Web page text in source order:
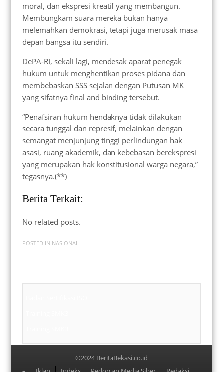
moral, dan ekspresi kreatif yang membangun.
Membungkam suara mereka bukan hanya
melemahkan demokrasi, tetapi juga merusak masa
depan bangsa itu sendiri.
DePA-RI, sekali lagi, mendesak aparat penegak
hukum untuk menghentikan proses pidana dan
membebaskan SSS sejalan dengan Putusan MK
yang sifatnya final and binding tersebut.
“Penafsiran hukum hendaknya tidak dilakukan
secara tunggal dan represif, melainkan dengan
semangat menjunjung tinggi perlindungan hak
asasi, ruang akademik, dan kebebasan berekspresi
yang merupakan hak konstitusional warga negara,”
tegasnya.(**)
Berita Terkait:
No related posts.
POSTED IN NASIONAL
©2024 BeritaBekasi.co.id
Menu